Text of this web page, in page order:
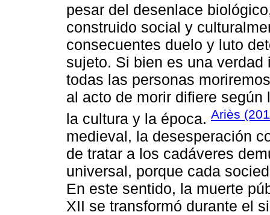
pesar del desenlace
construido social y
consecuentes duelo y luto
sujeto. Si bien es una
todas las personas
al acto de morir difiere
la cultura y la época. Ariès
medieval, la desesperación
de tratar a los cadáveres
universal, porque cada
En este sentido, la muerte
XII se transformó durante el